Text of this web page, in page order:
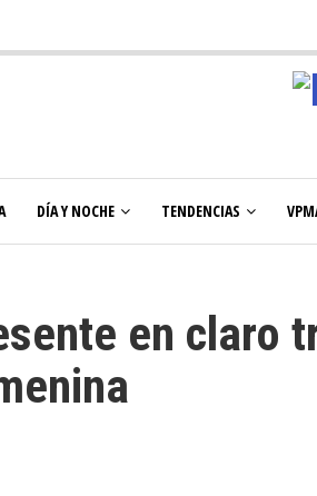
DÍA Y NOCHE TENDENCIAS
en claro